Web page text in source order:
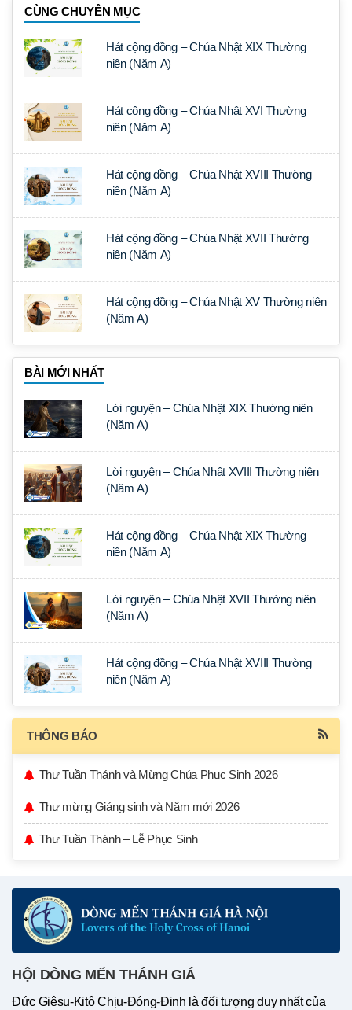
CÙNG CHUYÊN MỤC
Hát cộng đồng – Chúa Nhật XIX Thường
niên (Năm A)
Hát cộng đồng – Chúa Nhật XVI Thường
niên (Năm A)
Hát cộng đồng – Chúa Nhật XVIII Thường
niên (Năm A)
Hát cộng đồng – Chúa Nhật XVII Thường
niên (Năm A)
Hát cộng đồng – Chúa Nhật XV Thường niên
(Năm A)
BÀI MỚI NHẤT
Lời nguyện – Chúa Nhật XIX Thường niên
(Năm A)
Lời nguyện – Chúa Nhật XVIII Thường niên
(Năm A)
Hát cộng đồng – Chúa Nhật XIX Thường
niên (Năm A)
Lời nguyện – Chúa Nhật XVII Thường niên
(Năm A)
Hát cộng đồng – Chúa Nhật XVIII Thường
niên (Năm A)
THÔNG BÁO
Thư Tuần Thánh và Mừng Chúa Phục Sinh 2026
Thư mừng Giáng sinh và Năm mới 2026
Thư Tuần Thánh – Lễ Phục Sinh
HỘI DÒNG MẾN THÁNH GIÁ
Đức Giêsu-Kitô Chịu-Đóng-Đinh là đối tượng duy nhất của